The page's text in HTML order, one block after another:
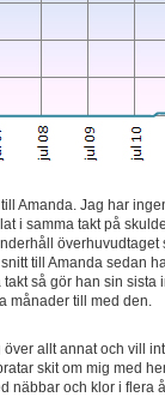
Amanda. Jag har
i samma takt på
till Amanda sedan
så gör han sin
månader till med den.
allt annat och vill
skit om mig med
näbbar och klor i flera